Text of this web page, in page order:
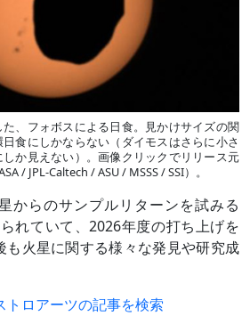
、フォボスによる日食。見かけサイズの関
食にしかならない（ダイモスはさらに小さ
か見えない）。画像クリックでリリース元
/ JPL-Caltech / ASU / MSSS / SSI）。
からのサンプルリターンを試みる
れていて、2026年度の打ち上げを
も火星に関する様々な発見や研究成
トロアーツの記事を検索